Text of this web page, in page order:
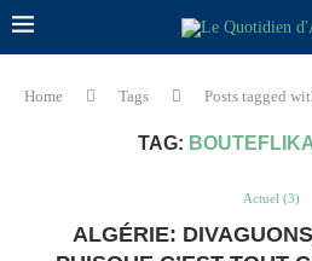
Home Tags Posts tagged
TAG:
Actuel (3)
ALGÉRIE: